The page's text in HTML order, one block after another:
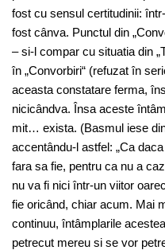
fost cu sensul certitudinii:
fost cânva. Punctul din
– si-l compar cu situatia din
în „Convorbiri“ (refuzat în
aceasta constatare ferma,
nicicândva. Însa aceste
mit… exista. (Basmul iese
accentându-l astfel: „Ca
fara sa fie, pentru ca nu a
nu va fi nici într-un viitor
fie oricând, chiar acum. Mai
continuu, întâmplarile
petrecut mereu si se vor